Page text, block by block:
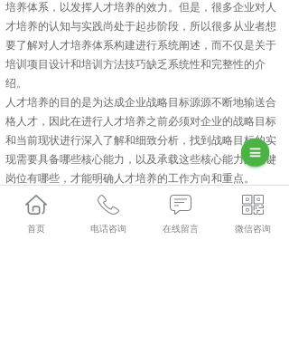
培养体系，以发挥人才培养的效力。但是，很多企业对人
才培养的认知与实践尚处于起步阶段，所以很多从业者想
要了解对人才培养体系构建进行系统阐述，而不仅是关于
培训项目设计和培训方法技巧缺乏系统性和完整性的介
绍。
人才培养的目的是为达成企业战略目标源源不断地输送合
格人才，因此在进行人才培养之前必须对企业的战略目标
和当前现状进行深入了解和细致分析，找到战略目标的实
现需要具备哪些核心能力，以及承载这些核心能力的关键
岗位有哪些，才能明确人才培养的工作方向和重点。
以上就是咸阳代缴社保讲解的相关内容。
武功人力资源外包怎么样？武功劳务派遣哪家便宜？武功
劳务外包哪家好？陕西金伯乐人力资源有限公司主要提供
首页 电话咨询 在线留言 微信咨询